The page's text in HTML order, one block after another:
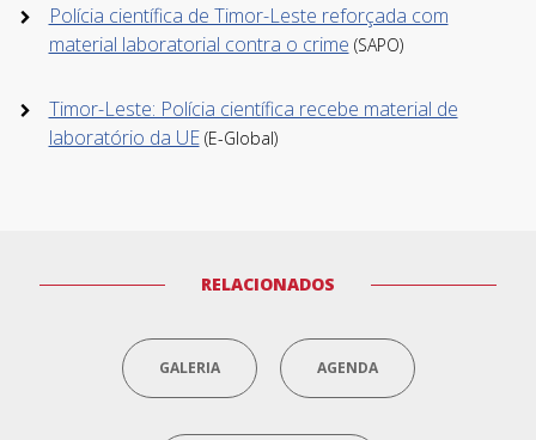
Polícia científica de Timor-Leste reforçada com
material laboratorial contra o crime (SAPO)
Timor-Leste: Polícia científica recebe material de
laboratório da UE(E-Global)
RELACIONADOS
GALERIA AGENDA
Li e aceito osTermos de Utilização
SUBSCREVER